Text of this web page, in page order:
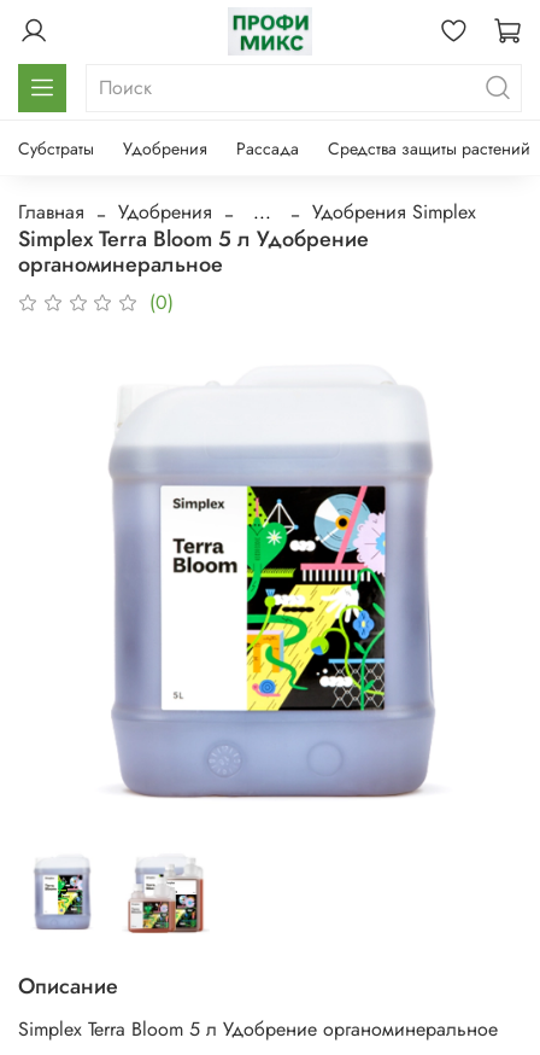
Субстраты Удобрения Рассада Средства защиты растений
Главная Удобрения ... Удобрения Simplex
Simplex Terra Bloom 5 л Удобрение
органоминеральное
(0)
Описание
Simplex Terra Bloom 5 л Удобрение органоминеральное